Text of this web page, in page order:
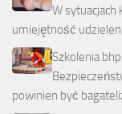
W sytuacjach
umiejętność
Szkolenia
powinien być